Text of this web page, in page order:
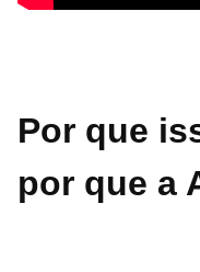
Por que
por que a